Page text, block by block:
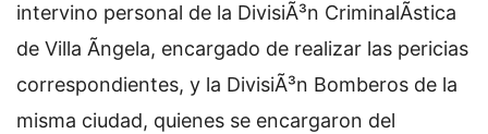
intervino personal de la DivisiÃ³n CriminalÃ­stica
de Villa Ãngela, encargado de realizar las pericias
correspondientes, y la DivisiÃ³n Bomberos de la
misma ciudad, quienes se encargaron del